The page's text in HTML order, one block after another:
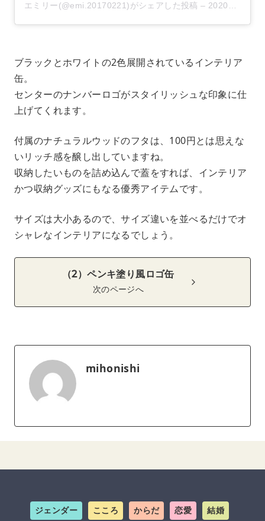
エミリー(@emi.20170221)がシェアした投稿 – 2020年 7月月29日午後3時45分PDT
ブラックとホワイトの2色展開されているインテリア
缶。
センターのナンバーロゴがスタイリッシュな印象に仕
上げてくれます。
付属のナチュラルウッドのフタは、100円とは思えな
いリッチ感を醸し出していますね。
収納したいものを詰め込んで蓋をすれば、インテリア
かつ収納グッズにもなる優秀アイテムです。
サイズは大小あるので、サイズ違いを並べるだけでオ
シャレなインテリアになるでしょう。
（2）ペンキ塗り風ロゴ缶
次のページへ
mihonishi
ジェンダー こころ からだ 恋愛 結婚